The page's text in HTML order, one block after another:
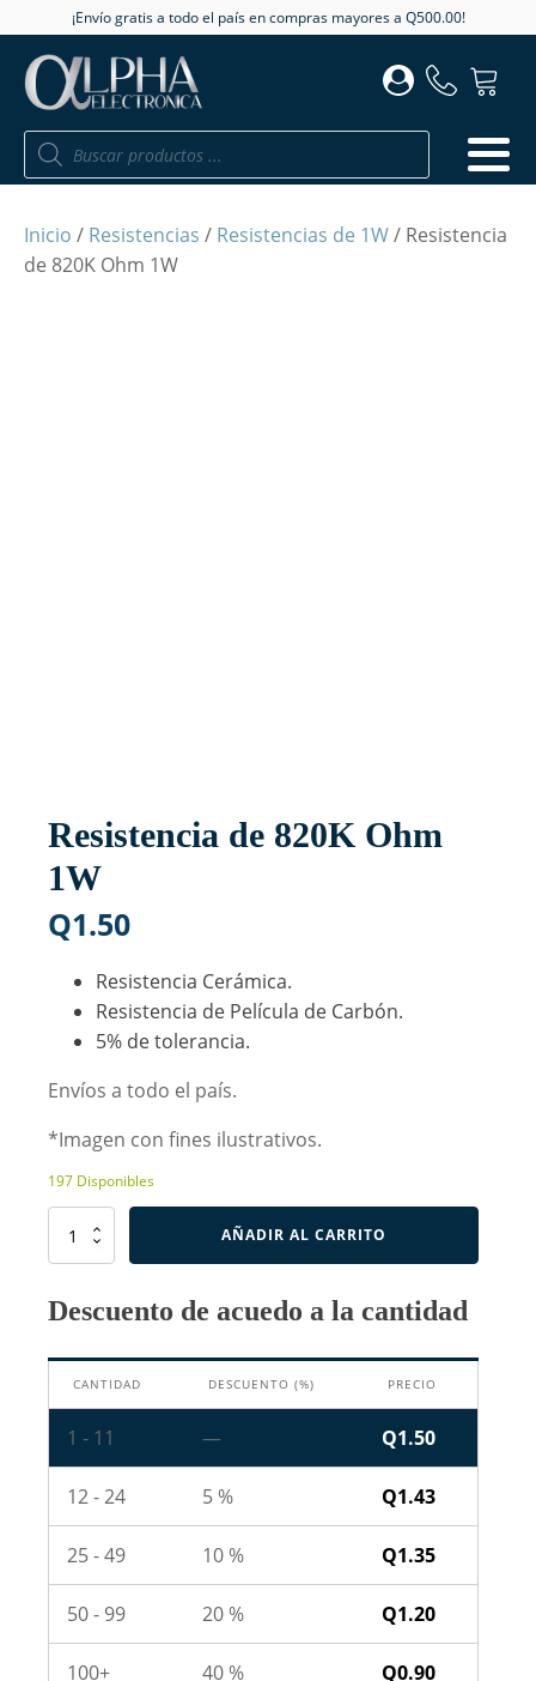
¡Envío gratis a todo el país en compras mayores a Q500.00!
Búsqueda
productos
Inicio / Resistencias / Resistencias de 1W/ Resistencia
de 820K Ohm 1W
Resistencia de 820K Ohm
1W
Q1.50
Resistencia Cerámica.
Resistencia de Película de Carbón.
5% de tolerancia.
Envíos a todo el país.
*Imagen con fines ilustrativos.
197 Disponibles
Resistencia
1W
AÑADIR AL CARRITO
Descuento de acuedo a la cantidad
CANTIDAD DESCUENTO (%) PRECIO
1 - 11 — Q1.50
12 - 24 5 % Q1.43
25 - 49 10 % Q1.35
50 - 99 20 % Q1.20
100+ 40 % Q0.90